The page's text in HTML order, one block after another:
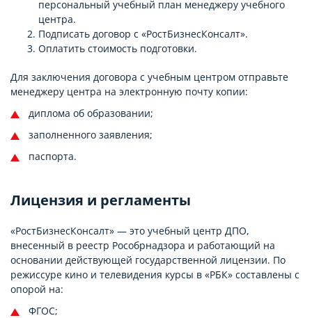
персональный учебный план менеджеру учебного
центра.
Подписать договор с «РостБизнесКонсалт».
Оплатить стоимость подготовки.
Для заключения договора с учебным центром отправьте
менеджеру центра на электронную почту копии:
диплома об образовании;
заполненного заявления;
паспорта.
Лицензия и регламенты
«РостБизнесКонсалт» — это учебный центр ДПО,
внесенный в реестр Рособрнадзора и работающий на
основании действующей государственной лицензии. По
режиссуре кино и телевидения курсы в «РБК» составлены с
опорой на:
ФГОС;